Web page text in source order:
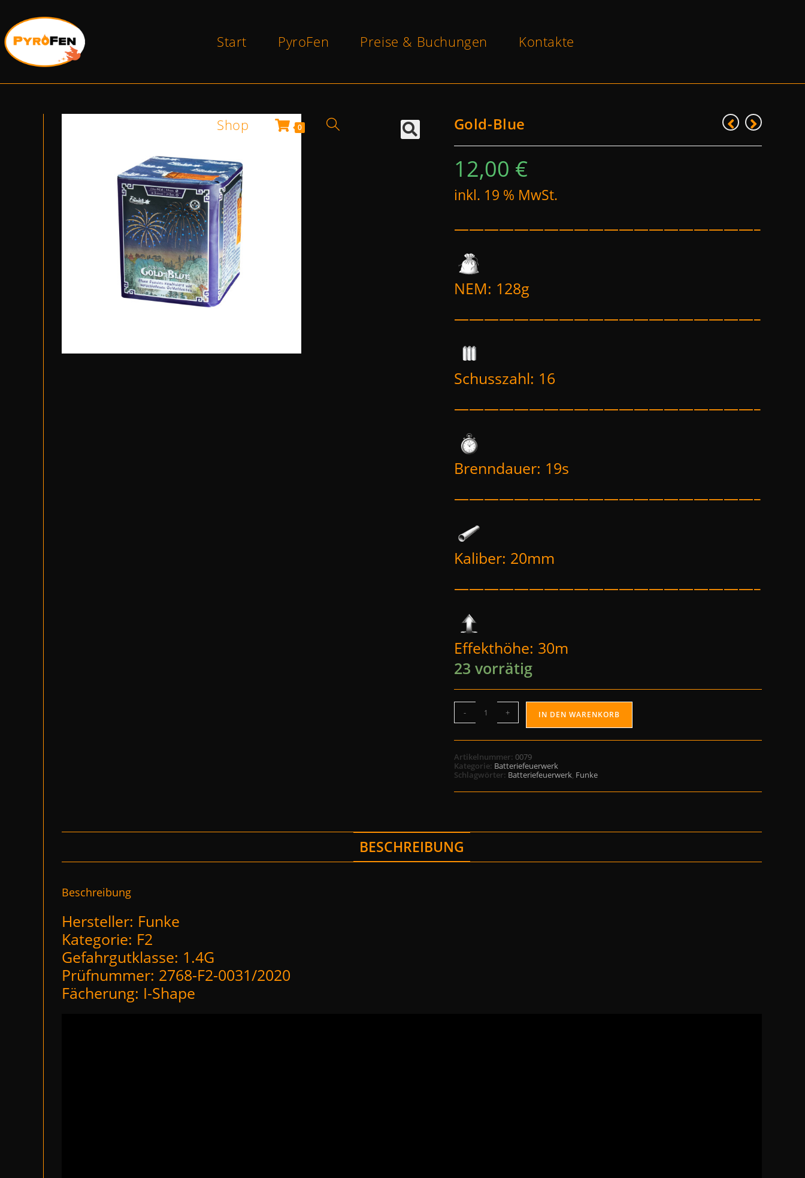
Start PyroFen Preise & Buchungen Kontakte
Shop 0 Gold-Blue
12,00 €
inkl. 19 % MwSt.
————————————————————–
NEM: 128g
————————————————————–
Schusszahl: 16
————————————————————–
Brenndauer: 19s
————————————————————–
Kaliber: 20mm
————————————————————–
Effekthöhe: 30m
23 vorrätig
- + IN DEN WARENKORB
Artikelnummer: 0079
Kategorie: Batteriefeuerwerk
Schlagwörter: Batteriefeuerwerk, Funke
BESCHREIBUNG
Beschreibung
Hersteller: Funke
Kategorie: F2
Gefahrgutklasse: 1.4G
Prüfnummer: 2768-F2-0031/2020
Fächerung: I-Shape